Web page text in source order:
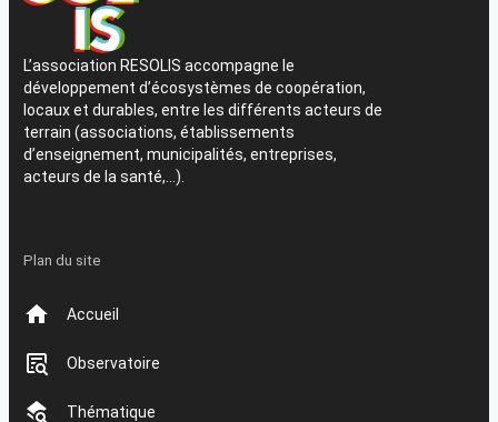
L’association RESOLIS accompagne le
développement d’écosystèmes de coopération,
locaux et durables, entre les différents acteurs de
terrain (associations, établissements
d’enseignement, municipalités, entreprises,
acteurs de la santé,…).
Plan du site
Accueil
Observatoire
Thématique